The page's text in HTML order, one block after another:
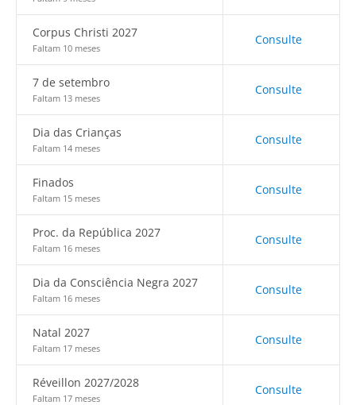
Corpus Christi 2027
Faltam 10 meses
Consulte
7 de setembro
Faltam 13 meses
Consulte
Dia das Crianças
Faltam 14 meses
Consulte
Finados
Faltam 15 meses
Consulte
Proc. da República 2027
Faltam 16 meses
Consulte
Dia da Consciência Negra 2027
Faltam 16 meses
Consulte
Natal 2027
Faltam 17 meses
Consulte
Réveillon 2027/2028
Faltam 17 meses
Consulte